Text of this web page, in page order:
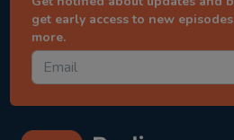
get early access to new
more.